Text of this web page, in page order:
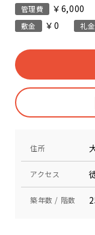
管理費 ￥6,000
敷金 ￥0 礼金
住所
アクセス
築年数 / 階数